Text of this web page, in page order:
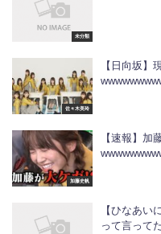
未分類
佐々木美玲
【日向坂】
加藤史帆
【速報】加
【ひなあい
って言って